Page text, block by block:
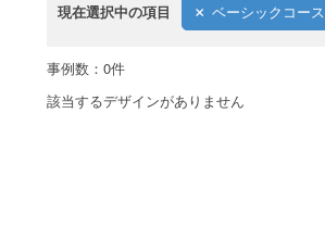
現在選択中の項目 ベーシックコース
事例数：0件
該当するデザインがありません